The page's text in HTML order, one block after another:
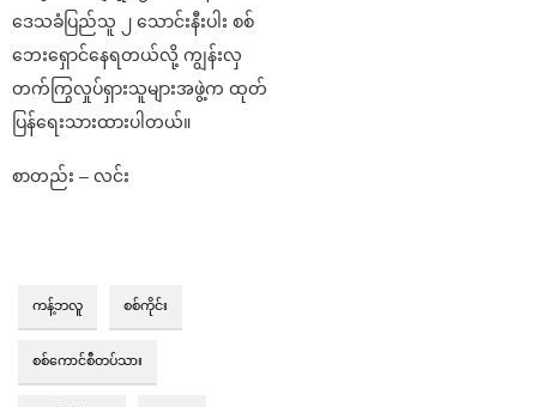
ဒေသခံပြည်သူ ၂ သောင်းနီးပါး စစ်
ဘေးရှောင်နေရတယ်လို့ ကျွန်းလှ
တက်ကြွလှုပ်ရှားသူများအဖွဲ့က ထုတ်
ပြန်ရေးသားထားပါတယ်။
စာတည်း – လင်း
ကန့်ဘလူ စစ်ကိုင်း
စစ်ကောင်စီတပ်သား